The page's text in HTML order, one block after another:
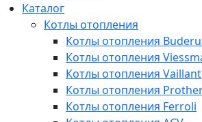
Каталог
Котлы отопления
Котлы отопления
Котлы отопления
Котлы отопления Vaillant
Котлы отопления
Котлы отопления Ferroli